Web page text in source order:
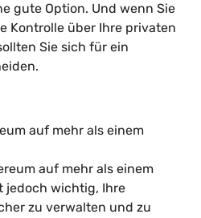
gute Option. Und wenn Sie
Kontrolle über Ihre privaten
Sie sich für ein
auf mehr als einem
auf mehr als einem
jedoch wichtig, Ihre
zu verwalten und zu